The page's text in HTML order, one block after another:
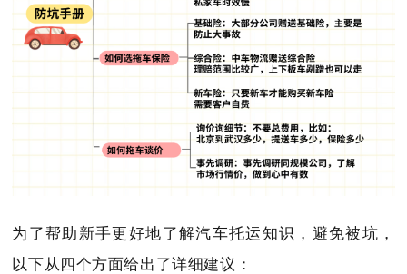
为了帮助新手更好地了解汽车托运知识，避免被坑，
以下从四个方面给出了详细建议：